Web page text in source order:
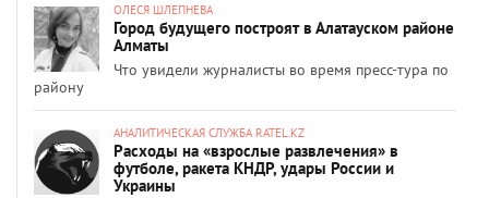
ОЛЕСЯ ШЛЕПНЕВА
Город будущего построят в Алатауском районе
Алматы
Что увидели журналисты во время пресс-тура по
району
АНАЛИТИЧЕСКАЯ СЛУЖБА RATEL.KZ
Расходы на «взрослые развлечения» в
футболе, ракета КНДР, удары России и
Украины